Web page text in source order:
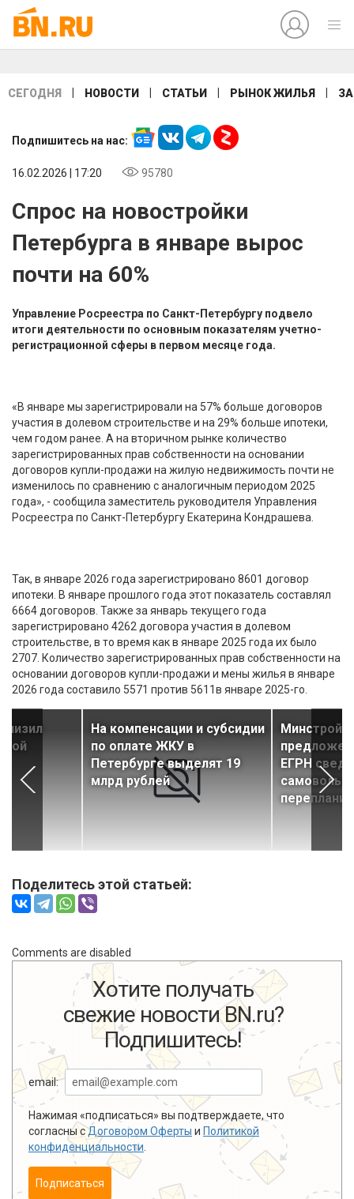
СЕГОДНЯ НОВОСТИ СТАТЬИ РЫНОК ЖИЛЬЯ
Подпишитесь на нас:
16.02.2026 | 17:20 95780
Спрос на новостройки
Петербурга в январе вырос
почти на 60%
Управление Росреестра по Санкт-Петербургу подвело
итоги деятельности по основным показателям учетно-
регистрационной сферы в первом месяце года.
«В январе мы зарегистрировали на 57% больше договоров
участия в долевом строительстве и на 29% больше ипотеки,
чем годом ранее. А на вторичном рынке количество
зарегистрированных прав собственности на основании
договоров купли-продажи на жилую недвижимость почти не
изменилось по сравнению с аналогичным периодом 2025
года», - сообщила заместитель руководителя Управления
Росреестра по Санкт-Петербургу Екатерина Кондрашева.
Так, в январе 2026 года зарегистрировано 8601 договор
ипотеки. В январе прошлого года этот показатель составлял
6664 договоров. Также за январь текущего года
зарегистрировано 4262 договора участия в долевом
строительстве, в то время как в январе 2025 года их было
2707. Количество зарегистрированных прав собственности на
основании договоров купли-продажи и мены жилья в январе
2026 года составило 5571 против 5611в январе 2025-го.
На компенсации и субсидии
по оплате ЖКУ в
Петербурге выделят 19
млрд рублей
Минстрой
ЕГРН
Поделитесь этой статьей:
Comments are disabled
Хотите получать
свежие новости BN.ru?
Подпишитесь!
email:
Нажимая «подписаться» вы подтверждаете, что
согласны сДоговором Оферты и Политикой
конфиденциальности
Подписаться